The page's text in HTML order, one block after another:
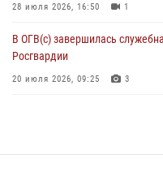
28 июля 2026, 16:50 1
В ОГВ(с) завершилась
Росгвардии
20 июля 2026, 09:25 3